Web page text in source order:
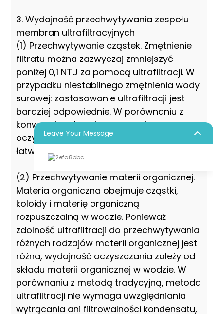
3. Wydajność przechwytywania zespołu
membran ultrafiltracyjnych
(1) Przechwytywanie cząstek. Zmętnienie
filtratu można zazwyczaj zmniejszyć
poniżej 0,1 NTU za pomocą ultrafiltracji. W
przypadku niestabilnego zmętnienia wody
surowej: zastosowanie ultrafiltracji jest
bardziej odpowiednie. W porównaniu z
konwencjonalnymi procesami
oczyszczania, ultrafiltrację można bardzo
łatwo zautomatyzować.
(2) Przechwytywanie materii organicznej.
Materia organiczna obejmuje cząstki,
koloidy i materię organiczną
rozpuszczalną w wodzie. Ponieważ
zdolność ultrafiltracji do przechwytywania
różnych rodzajów materii organicznej jest
różna, wydajność oczyszczania zależy od
składu materii organicznej w wodzie. W
porównaniu z metodą tradycyjną, metoda
ultrafiltracji nie wymaga uwzględniania
wytrącania ani filtrowalności kondensatu,
Leave Your Message